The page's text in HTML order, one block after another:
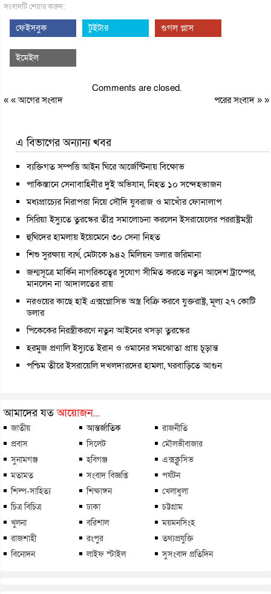
সংবাদটি শেয়ার করুন:
ফেইসবুক টুইটার গুগল প্লাস
ইমেইল
Comments are closed.
« «আগের সংবাদ পরের সংবাদ» »
এ বিভাগের অন্যান্য খবর
ব্যক্তিগত সম্পত্তি আইন ঘিরে আর্জেন্টিনায় বিক্ষোভ
পাকিস্তানে সেনাবাহিনীর দুই অভিযান, নিহত ১০ সন্দেহভাজন
মধ্যপ্রাচ্যের নিরাপত্তা নিয়ে সৌদি যুবরাজ ও মাখোঁর ফোনালাপ
সিরিয়া ইস্যুতে তুরস্কের তীব্র সমালোচনা করলেন ইসরায়েলের পররাষ্ট্রমন্ত্রী
হুথিদের হামলায় ইয়েমেনে ৩০ সেনা নিহত
শিশু সুরক্ষায় ব্যর্থ, মেটাকে ৯৪২ মিলিয়ন ডলার জরিমানা
জন্মসূত্রে মার্কিন নাগরিকত্বের সুযোগ সীমিত করতে নতুন আদেশ ট্রাম্পের,
মানলেন না আদালতের রায়
নরওয়ের কাছে হাই এক্সপ্লোসিভ অস্ত্র বিক্রি করবে যুক্তরাষ্ট্র, মূল্য ২৭ কোটি
ডলার
পিকেকের নিরস্ত্রীকরণে নতুন আইনের খসড়া তুরস্কের
হরমুজ প্রণালি ইস্যুতে ইরান ও ওমানের সমঝোতা প্রায় চূড়ান্ত
পশ্চিম তীরে ইসরায়েলি দখলদারদের হামলা, ঘরবাড়িতে আগুন
আমাদের যতআয়োজন...
জাতীয় আন্তর্জাতিক
রাজনীতি
প্রবাস
সিলেট
মৌলভীবাজার
সুনামগঞ্জ
হবিগঞ্জ
এক্সক্লুসিভ
মতামত
সংবাদ বিজ্ঞপ্তি
পর্যটন
শিল্প-সাহিত্য
শিক্ষাঙ্গন
খেলাধুলা
চিত্র বিচিত্র
ঢাকা
চট্টগ্রাম
খুলনা
বরিশাল
ময়মনসিংহ
রাজশাহী
রংপুর
তথ্যপ্রযুক্তি
বিনোদন
লাইফ স্টাইল সুসংবাদ প্রতিদিন